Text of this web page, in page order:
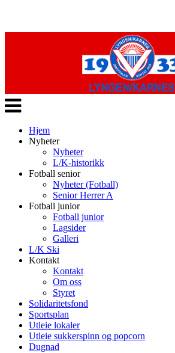
Veksle
navigasjon
Hjem
Nyheter
Nyheter
L/K-historikk
Fotball senior
Nyheter (Fotball)
Senior Herrer A
Fotball junior
Fotball junior
Lagsider
Galleri
L/K Ski
Kontakt
Kontakt
Om oss
Styret
Solidaritetsfond
Sportsplan
Utleie lokaler
Utleie sukkerspinn og popcorn
Dugnad